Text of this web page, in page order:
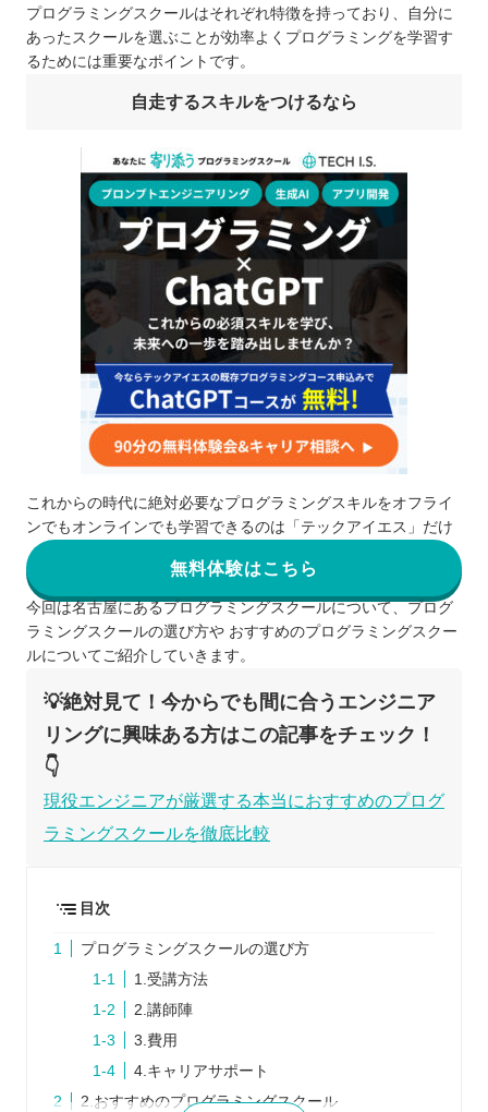
プログラミングスクールはそれぞれ特徴を持っており、自分に
あったスクールを選ぶことが効率よくプログラミングを学習す
るためには重要なポイントです。
自走するスキルをつけるなら
これからの時代に絶対必要なプログラミングスキルをオフライ
ンでもオンラインでも学習できるのは「テックアイエス」だけ
無料体験はこちら
今回は名古屋にあるプログラミングスクールについて、プログ
ラミングスクールの選び方や おすすめのプログラミングスクー
ルについてご紹介していきます。
💡絶対見て！今からでも間に合うエンジニア
リングに興味ある方はこの記事をチェック！
👇
現役エンジニアが厳選する本当におすすめのプログ
ラミングスクールを徹底比較
目次
プログラミングスクールの選び方
1.受講方法
2.講師陣
3.費用
4.キャリアサポート
2.おすすめのプログラミングスクール